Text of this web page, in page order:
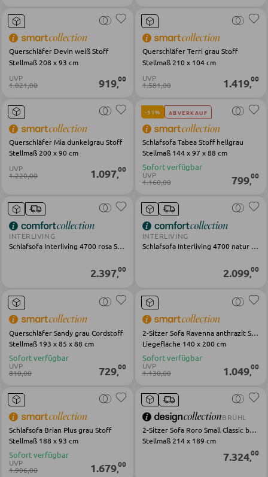
WOHNZIMMERTISCHE
Couchtische
Beistelltische
SESSEL
Polstersessel
Relaxsessel
Fernsehsessel
HOCKER
Sitzhocker
Barhocker
Poufs
Sitzsäcke
Nachttische
Boxspringbetten
Doppelbetten
Polsterbetten
Querschläfer Devin weiß Stoff
Stellmaß 208 x 93 cm
UVP
1.021,00 919,00
Querschläfer Terri grau Stoff
Stellmaß 210 x 104 cm
UVP
1.581,00 1.419,00
Querschläfer Mia dunkelgrau Stoff
Stellmaß 200 x 90 cm
UVP
1.220,00 1.097,00
-31% ABVERKAUF
Schlafsofa Tabea Stoff hellgrau
Stellmaß 144 x 97 x 88 cm
Sofort verfügbar
UVP
1.160,00 799,00
INTERLIVING
Schlafsofa Interliving 4700 rosa Stoff
2.397,00
INTERLIVING
Schlafsofa Interliving 4700 natur Stoff
2.099,00
Querschläfer Sandy grau Cordstoff
Stellmaß 193 x 85 x 88 cm
Sofort verfügbar
UVP
810,00 729,00
2-Sitzer Sofa Ravenna anthrazit Stoff
Liegefläche 140 x 200 cm
Sofort verfügbar
UVP
1.130,00 1.049,00
Schlafsofa Brian Plus grau Stoff
Stellmaß 188 x 93 cm
Sofort verfügbar
UVP
1.906,00 1.679,00
BRÜHL
2-Sitzer Sofa Roro Small Classic braun Leder
Stellmaß 214 x 189 cm
7.324,00